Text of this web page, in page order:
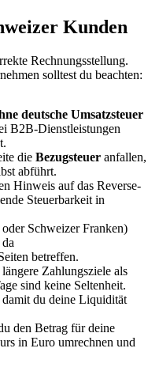
Kunden
Rechnungsstellung.
solltest du beachten:
deutsche Umsatzsteuer
B2B-Dienstleistungen
die Bezugsteuer anfallen,
abführt.
Hinweis auf das Reverse-
Steuerbarkeit in
Schweizer Franken)
betreffen.
Zahlungsziele als
sind keine Seltenheit.
du deine Liquidität
den Betrag für deine
in Euro umrechnen und